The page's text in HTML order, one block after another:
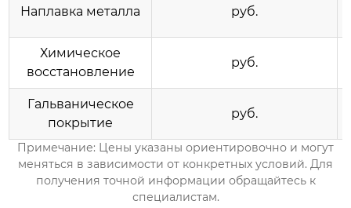
Наплавка металла руб.
Химическое
восстановление
руб.
Гальваническое
покрытие
руб.
Примечание: Цены указаны ориентировочно и могут
меняться в зависимости от конкретных условий. Для
получения точной информации обращайтесь к
специалистам.